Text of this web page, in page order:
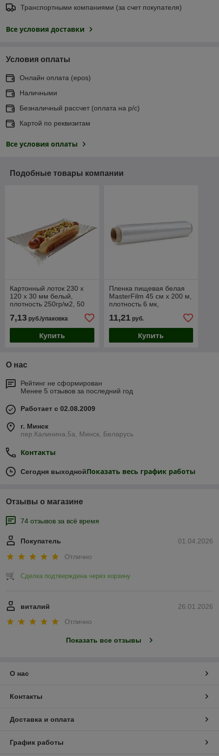
Транспортными компаниями (за счет покупателя)
Все условия доставки
Условия оплаты
Онлайн оплата (еpos)
Наличными
Безналичный рассчет (оплата на р/с)
Картой по реквизитам
Все условия оплаты
Подобные товары компании
Картонный лоток 230 х
120 х 30 мм белый,
плотность 250гр/м2, 50
7,13 руб./упаковка
Купить
Пленка пищевая белая
MasterFilm 45 cм х 200 м,
плотность 6 мк,
11,21руб.
Купить
О нас
Рейтинг не сформирован
Менее 5 отзывов за последний год
Работает с 02.08.2009
г. Минск
пер.Калинина,5а, Минск, Беларусь
Контакты
Сегодня выходнойПоказать весь график работы
Отзывы о магазине
74 отзывов за всё время
01.04.2026
Покупатель
Отлично
Сделка подтверждена через корзину
26.01.2026
виталий
Отлично
Показать все отзывы
О нас
Контакты
Доставка и оплата
График работы